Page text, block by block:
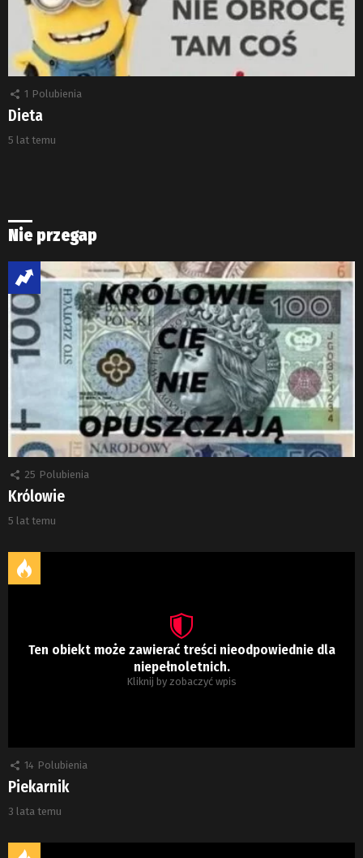
1 Polubienia
Dieta
5 lat temu
Nie przegap
25 Polubienia
Królowie
5 lat temu
Ten obiekt może zawierać treści nieodpowiednie dla
niepełnoletnich.
Kliknij by zobaczyć wpis
14 Polubienia
Piekarnik
3 lata temu